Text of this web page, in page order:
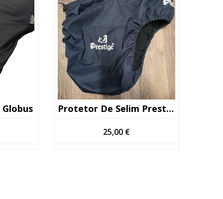
Protetor De Selim Prestige Usado
25,00 €